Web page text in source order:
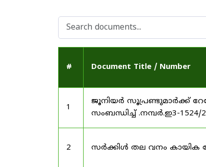
# Document Title / Number
1
ജൂനിയർ സൂപ്രണ്ടുമാർക്ക്
സംബന്ധിച്ച് .നമ്പർ.ഇ3-1524/
2 സർക്കിൾ തല വനം കായിക